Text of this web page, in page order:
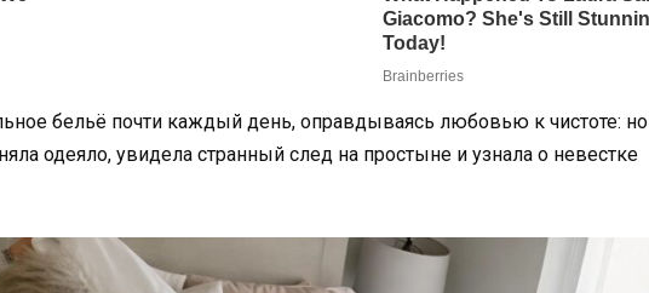
бельё почти каждый день, оправдываясь любовью к чистоте: но
одеяло, увидела странный след на простыне и узнала о невестке